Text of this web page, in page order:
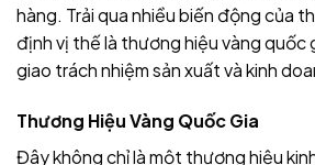
hàng. Trải qua nhiều biến động của
định vị thế là thương hiệu vàng quốc
giao trách nhiệm sản xuất và kinh
Thương Hiệu Vàng Quốc Gia
Đây không chỉ là một thương hiệu